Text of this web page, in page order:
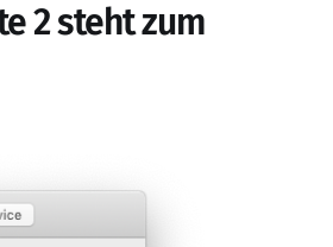
2 steht zum